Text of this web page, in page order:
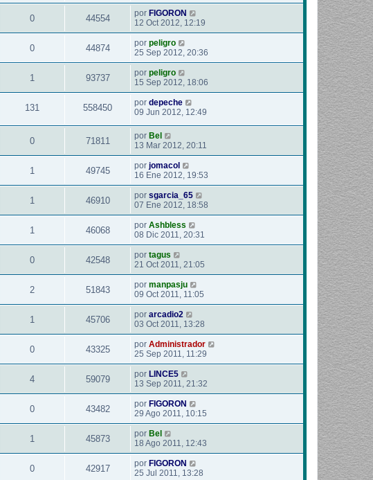
0 44554 por FIGORON
12 Oct 2012, 12:19
0 44874 por peligro
25 Sep 2012, 20:36
1 93737 por peligro
15 Sep 2012, 18:06
131 558450 por depeche
09 Jun 2012, 12:49
0 71811 por Bel
13 Mar 2012, 20:11
1 49745 por jomacol
16 Ene 2012, 19:53
1 46910 por sgarcia_65
07 Ene 2012, 18:58
1 46068 por Ashbless
08 Dic 2011, 20:31
0 42548 por tagus
21 Oct 2011, 21:05
2 51843 por manpasju
09 Oct 2011, 11:05
1 45706 por arcadio2
03 Oct 2011, 13:28
0 43325 por Administrador
25 Sep 2011, 11:29
4 59079 por LINCE5
13 Sep 2011, 21:32
0 43482 por FIGORON
29 Ago 2011, 10:15
1 45873 por Bel
18 Ago 2011, 12:43
0 42917 por FIGORON
25 Jul 2011, 13:28